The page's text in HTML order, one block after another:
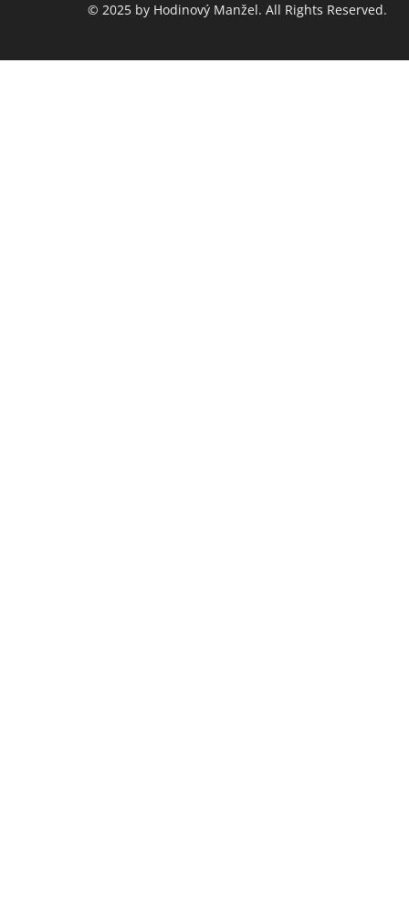
© 2025 by Hodinový Manžel. All Rights Reserved.